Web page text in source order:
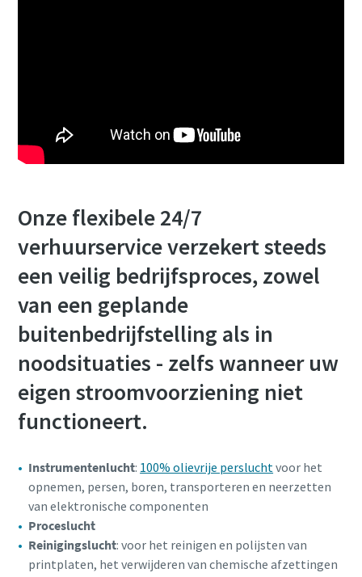
Onze flexibele 24/7
verhuurservice verzekert steeds
een veilig bedrijfsproces, zowel
van een geplande
buitenbedrijfstelling als in
noodsituaties - zelfs wanneer uw
eigen stroomvoorziening niet
functioneert.
Instrumentenlucht: 100% olievrije perslucht voor het
opnemen, persen, boren, transporteren en neerzetten
van elektronische componenten
Proceslucht
Reinigingslucht: voor het reinigen en polijsten van
printplaten, het verwijderen van chemische afzettingen